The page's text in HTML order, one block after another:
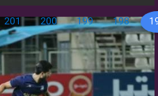
198
199
200
201